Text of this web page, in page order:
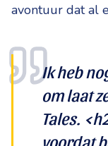
avontuur dat al
Ik heb
om laat
Tales.
voordat